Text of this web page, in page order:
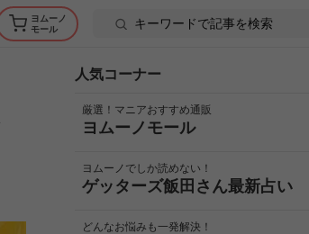
ヨムーノ
モール
人気コーナー
厳選！マニアおすすめ通販
ヨムーノモール
ヨムーノでしか読めない！
ゲッターズ飯田さん最新占い
どんなお悩みも一発解決！